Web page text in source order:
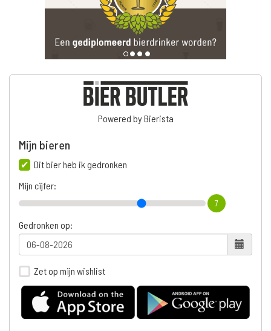
Powered by Bierista
Mijn bieren
Dit bier heb ik gedronken
Mijn cijfer:
7
Gedronken op:
Zet op mijn wishlist